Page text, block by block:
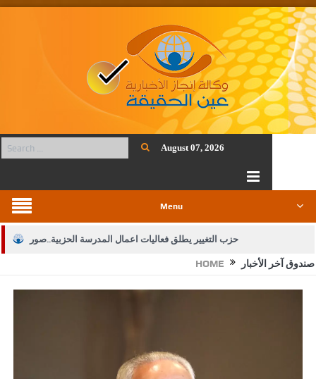
August 07, 2026
Menu
حزب التغيير يطلق فعاليات اعمال المدرسة الحزبية..صور
الجيش يفتح باب التجنيد لحملة البكالوريوس في الحقوق والقانون
بيان اجتماع عمّان:دعم الوصاية الهاشمية التاريخية على المقدسات
النواب يقر مشروع تعديل قانون الملكية العقارية
HOME صندوق آخر الأخبار